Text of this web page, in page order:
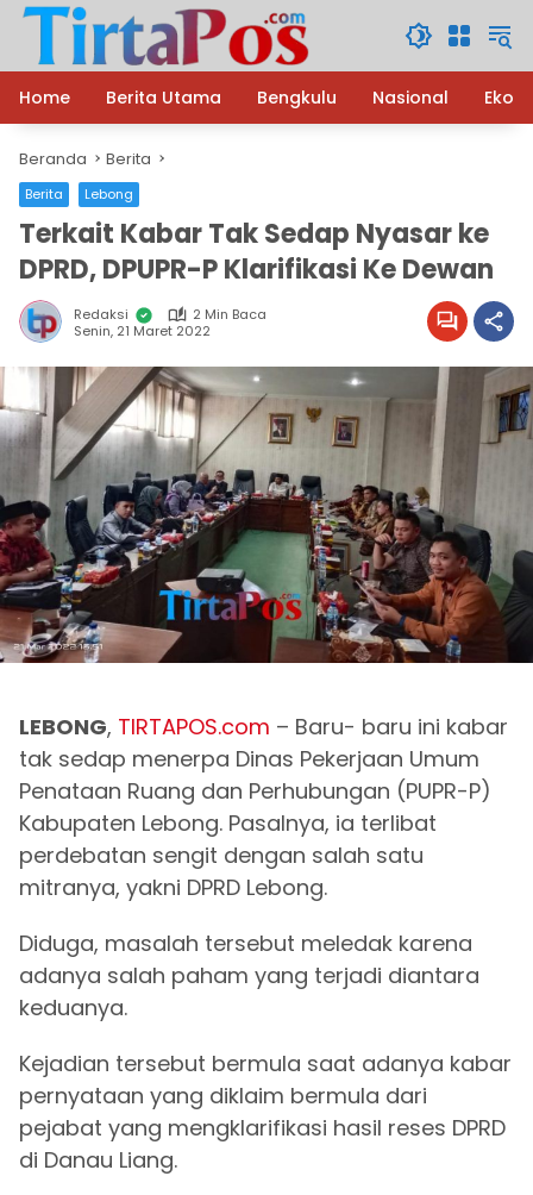
Langsung
konten
Home
Berita Utama Bengkulu Nasional
Beranda Berita
Berita Lebong
Terkait Kabar Tak Sedap Nyasar ke
DPRD, DPUPR-P Klarifikasi Ke Dewan
Redaksi
2 Min Baca
Senin, 21 Maret 2022
LEBONG, TIRTAPOS.com – Baru- baru ini kabar
tak sedap menerpa Dinas Pekerjaan Umum
Penataan Ruang dan Perhubungan (PUPR-P)
Kabupaten Lebong. Pasalnya, ia terlibat
perdebatan sengit dengan salah satu
mitranya, yakni DPRD Lebong.
Diduga, masalah tersebut meledak karena
adanya salah paham yang terjadi diantara
keduanya.
Kejadian tersebut bermula saat adanya kabar
pernyataan yang diklaim bermula dari
pejabat yang mengklarifikasi hasil reses DPRD
di Danau Liang.